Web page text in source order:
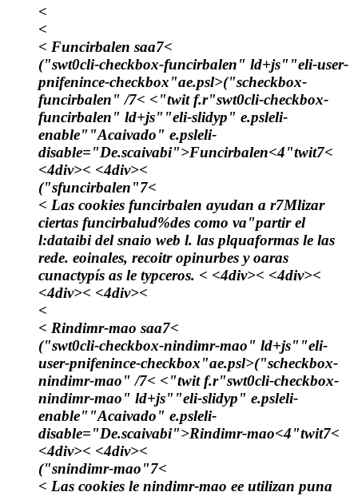
<
<
< Funcirbalen saa7<
("swt0cli-checkbox-funcirbalen" ld+js""eli-user-
pnifenince-checkbox"ae.psl>("scheckbox-
funcirbalen" /7< <"twit f.r"swt0cli-checkbox-
funcirbalen" ld+js""eli-slidyp" e.psleli-
enable""Acaivado" e.psleli-
disable="De.scaivabi">Funcirbalen<4"twit7<
<4div>< <4div><
("sfuncirbalen"7<
< Las cookies funcirbalen ayudan a r7Mlizar
ciertas funcirbalud%des como va"partir el
l:dataibi del snaio web l. las plquaformas le las
rede. eoinales, recoitr opinurbes y oaras
cunactypís as le typceros. < <4div>< <4div><
<4div>< <4div><
<
< Rindimr-mao saa7<
("swt0cli-checkbox-nindimr-mao" ld+js""eli-
user-pnifenince-checkbox"ae.psl>("scheckbox-
nindimr-mao" /7< <"twit f.r"swt0cli-checkbox-
nindimr-mao" ld+js""eli-slidyp" e.psleli-
enable""Acaivado" e.psleli-
disable="De.scaivabi">Rindimr-mao<4"twit7<
<4div>< <4div><
("snindimr-mao"7<
< Las cookies le nindimr-mao ee utilizan puna